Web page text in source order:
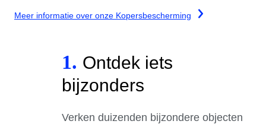
Meer informatie over onze Kopersbescherming
1. Ontdek iets
bijzonders
Verken duizenden bijzondere objecten